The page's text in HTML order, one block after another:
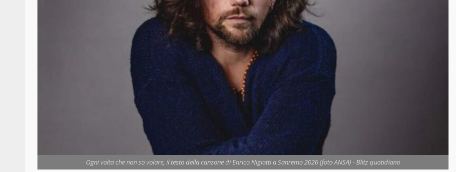
Ogni volta che non so volare, il testo della canzone di Enrico Nigiotti a Sanremo 2026 (foto ANSA) - Blitz quotidiano